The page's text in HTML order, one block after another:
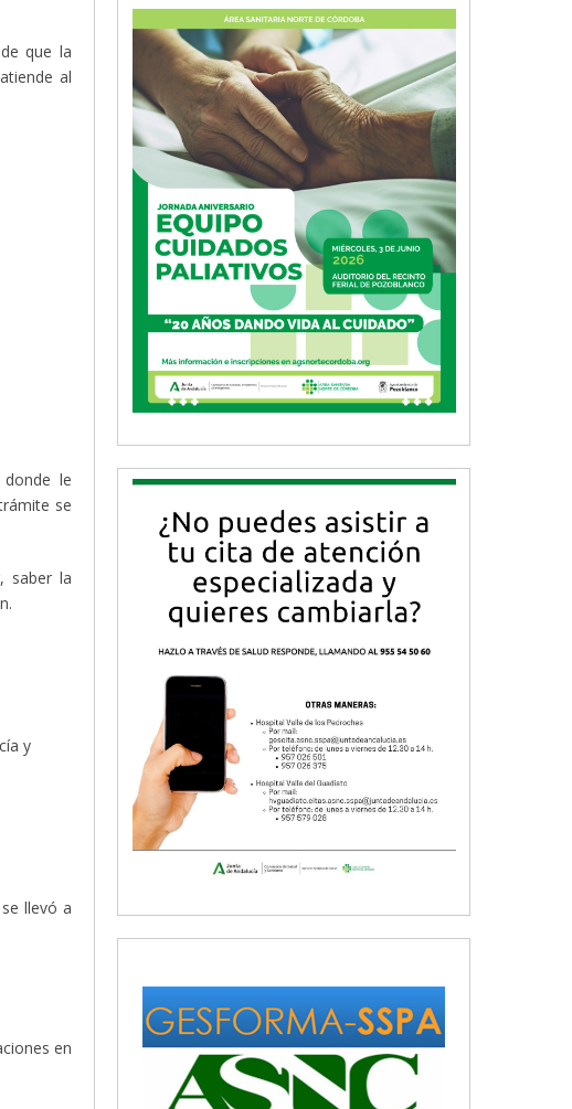
que la
al
le
se
saber la
y
llevó a
en